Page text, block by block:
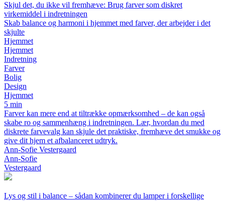
Skjul det, du ikke vil fremhæve: Brug farver som diskret
virkemiddel i indretningen
Skab balance og harmoni i hjemmet med farver, der arbejder i det
skjulte
Hjemmet
Hjemmet
Indretning
Farver
Bolig
Design
Hjemmet
5 min
Farver kan mere end at tiltrække opmærksomhed – de kan også
skabe ro og sammenhæng i indretningen. Lær, hvordan du med
diskrete farvevalg kan skjule det praktiske, fremhæve det smukke og
give dit hjem et afbalanceret udtryk.
Ann-Sofie Vestergaard
Ann-Sofie
Vestergaard
Lys og stil i balance – sådan kombinerer du lamper i forskellige